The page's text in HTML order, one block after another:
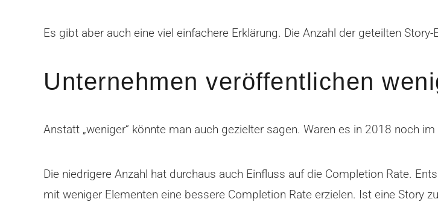
Es gibt aber auch eine viel einfachere Erklärung. Die Anzahl der geteilten
Unternehmen veröffentlichen
Anstatt „weniger“ könnte man auch gezielter sagen. Waren es in 2018 noch
Die niedrigere Anzahl hat durchaus auch Einfluss auf die Completion Rate.
mit weniger Elementen eine bessere Completion Rate erzielen. Ist eine Story